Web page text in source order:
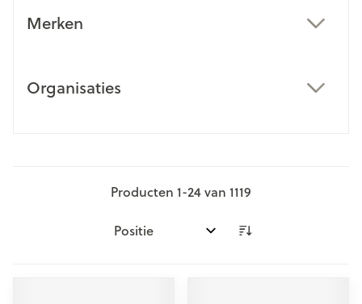
Merken
Organisaties
Producten 1-24van 1119
Sorteer op: